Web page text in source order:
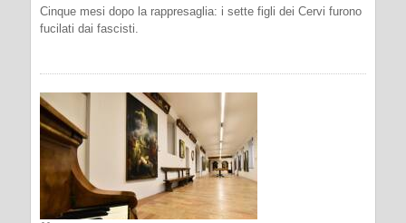
Cinque mesi dopo la rappresaglia: i sette figli dei Cervi furono
fucilati dai fascisti.